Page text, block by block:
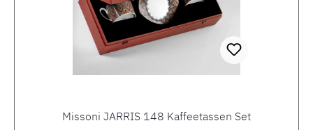
Missoni JARRIS 148 Kaffeetassen Set